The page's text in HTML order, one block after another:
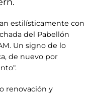
estilísticamente con
del Pabellón
Un signo de lo
de nuevo por
renovación y